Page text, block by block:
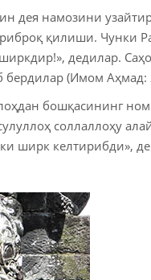
дея намозини
қилиши. Чунки
дедилар.
бердилар (Имом Аҳмад:
бошқасининг
соллаллоҳу
ширк келтирибди»,